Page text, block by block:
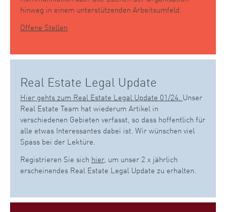
hinweg in einem unterstützenden Arbeitsumfeld.
Offene Stellen
Real Estate Legal Update
Hier gehts zum Real Estate Legal Update 01/24. Unser
Real Estate Team hat wiederum Artikel in
verschiedenen Gebieten verfasst, so dass hoffentlich für
alle etwas Interessantes dabei ist. Wir wünschen viel
Spass bei der Lektüre.
Registrieren Sie sich hier, um unser 2 x jährlich
erscheinendes Real Estate Legal Update zu erhalten.